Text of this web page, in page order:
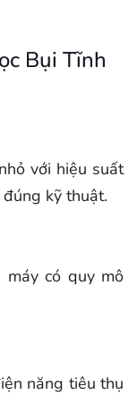
Bụi Tĩnh
với hiệu suất
kỹ thuật.
có quy mô
năng tiêu thụ